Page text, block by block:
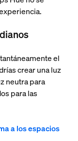
el
crear una luz
neutra para
para las
a los espacios